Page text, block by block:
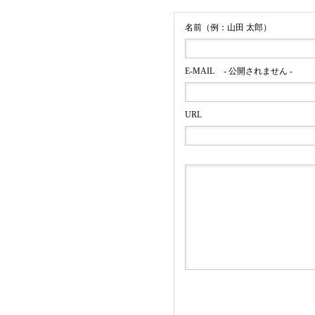
フジテレビ『め
名前（例：山田 太郎）
E-MAIL - 公開されません -
URL